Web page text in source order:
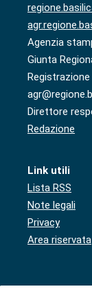
Agenzia
Giunta
Direttore
Redazione
Link utili
Lista RSS
Note legali
Privacy
Area riservata